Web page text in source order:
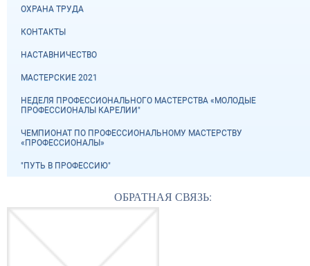
ОХРАНА ТРУДА
КОНТАКТЫ
НАСТАВНИЧЕСТВО
МАСТЕРСКИЕ 2021
НЕДЕЛЯ ПРОФЕССИОНАЛЬНОГО МАСТЕРСТВА «МОЛОДЫЕ
ПРОФЕССИОНАЛЫ КАРЕЛИИ"
ЧЕМПИОНАТ ПО ПРОФЕССИОНАЛЬНОМУ МАСТЕРСТВУ
«ПРОФЕССИОНАЛЫ»
"ПУТЬ В ПРОФЕССИЮ"
ОБРАТНАЯ СВЯЗЬ: